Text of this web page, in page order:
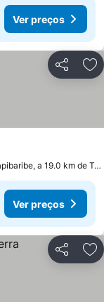
Ver preços
Partilhar
Santa Cruz do Capibaribe, a 19.0 km de Toritama
Ver preços
Partilhar